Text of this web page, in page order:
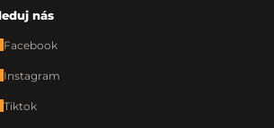
nás
Facebook
Instagram
Tiktok